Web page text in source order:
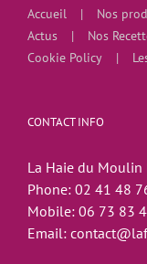
Accueil Nos
Actus
Nos
Cookie Policy
CONTACT INFO
La Haie du Moulin
Phone: 02 41 48
Mobile: 06 73 83
Email: